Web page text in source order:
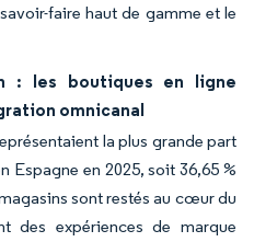
faire haut de gamme et le
: les boutiques en ligne
omnicanal
la plus grande part
Espagne en 2025, soit 36,65 %
sont restés au cœur du
des expériences de marque